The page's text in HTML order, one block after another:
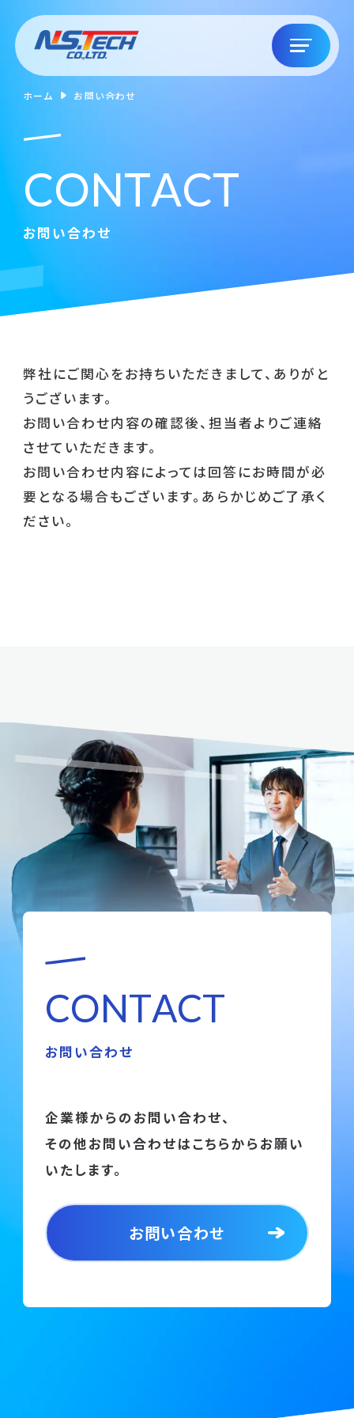
ホーム お問い合わせ
CONTACT
お問い合わせ
弊社にご関心をお持ちいただきまして、ありがと
うございます。
お問い合わせ内容の確認後、担当者よりご連絡
させていただきます。
お問い合わせ内容によっては回答にお時間が必
要となる場合もございます。あらかじめご了承く
ださい。
CONTACT
お問い合わせ
企業様からのお問い合わせ、
その他お問い合わせはこちらからお願い
いたします。
お問い合わせ